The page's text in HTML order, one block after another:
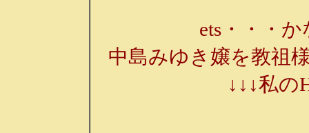
ets・・・
中島みゆき嬢を教祖
↓↓↓私の